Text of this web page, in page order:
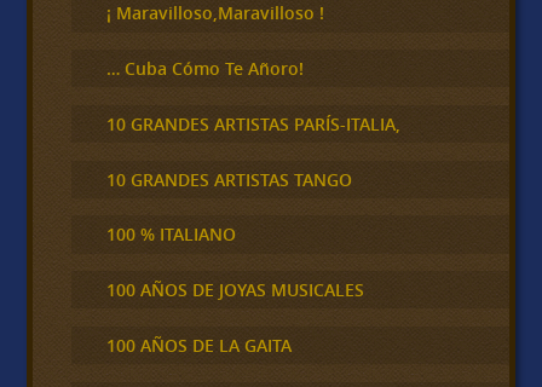
¡ Maravilloso,Maravilloso !
… Cuba Cómo Te Añoro!
10 GRANDES ARTISTAS PARÍS-ITALIA,
10 GRANDES ARTISTAS TANGO
100 % ITALIANO
100 AÑOS DE JOYAS MUSICALES
100 AÑOS DE LA GAITA